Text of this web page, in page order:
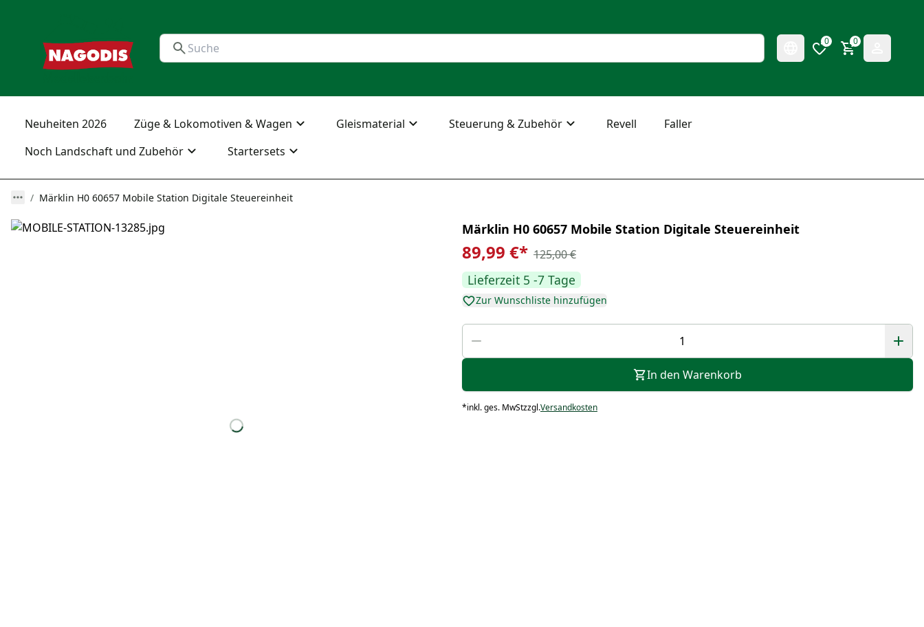
0 0
Neuheiten 2026 Züge & Lokomotiven & Wagen Gleismaterial Steuerung & Zubehör Revell
Faller
Noch Landschaft und Zubehör
Startersets
Märklin H0 60657 Mobile Station Digitale Steuereinheit
Märklin H0 60657 Mobile Station Digitale Steuereinheit
89,99 €* 125,00 €
Lieferzeit 5 -7 Tage
Zur Wunschliste hinzufügen
In den Warenkorb
*inkl. ges. MwStzzgl.Versandkosten